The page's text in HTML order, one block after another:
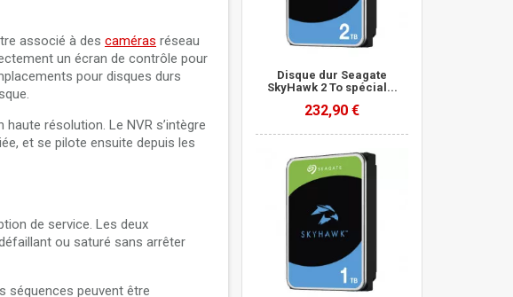
associé à des caméras réseau
un écran de contrôle pour
pour disques durs
résolution. Le NVR s’intègre
et se pilote ensuite depuis les
de service. Les deux
ou saturé sans arrêter
séquences peuvent être
Disque dur Seagate
SkyHawk 2 To spécial...
232,90 €